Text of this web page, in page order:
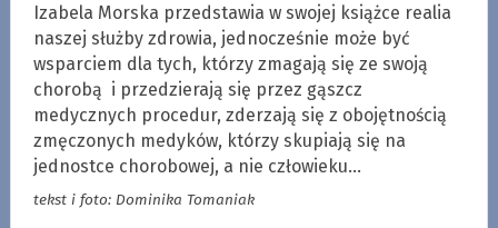
Izabela Morska przedstawia w swojej książce realia
naszej służby zdrowia, jednocześnie może być
wsparciem dla tych, którzy zmagają się ze swoją
chorobą i przedzierają się przez gąszcz
medycznych procedur, zderzają się z obojętnością
zmęczonych medyków, którzy skupiają się na
jednostce chorobowej, a nie człowieku…
tekst i foto: Dominika Tomaniak